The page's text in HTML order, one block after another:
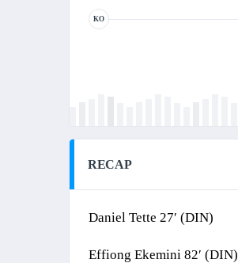
KO
RECAP
Daniel Tette 27′ (DIN)
Effiong Ekemini 82′ (DIN)